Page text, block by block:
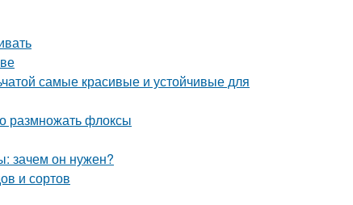
самые красивые и устойчивые для
размножать флоксы
зачем он нужен?
и сортов